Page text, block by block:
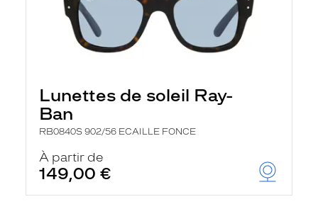
Lunettes de soleil Ray-
Ban
RB0840S 902/56 ECAILLE FONCE
À partir de
149,00 €